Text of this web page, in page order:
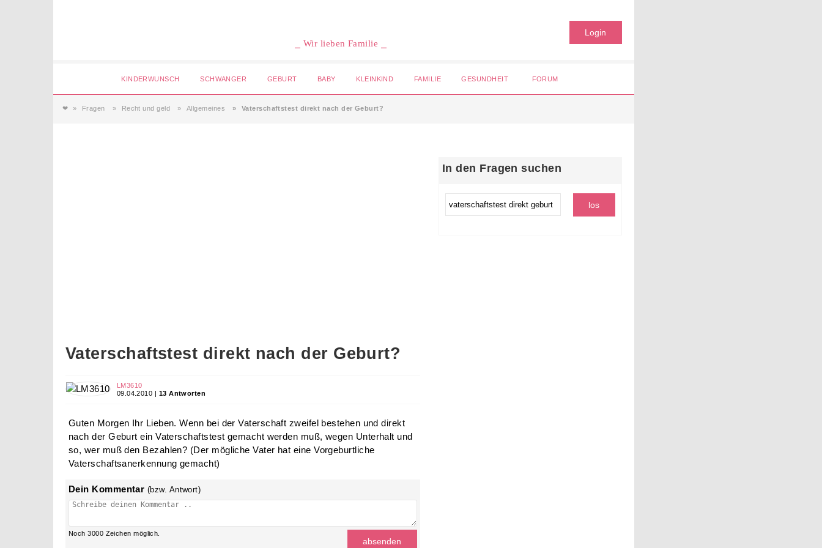
⎯ Wir lieben Familie ⎯
Login
KINDERWUNSCH SCHWANGER GEBURT BABY KLEINKIND FAMILIE GESUNDHEIT FORUM
❤ Fragen Recht und geld Allgemeines Vaterschaftstest direkt nach der Geburt?
Vaterschaftstest direkt nach der Geburt?
LM3610
09.04.2010 | 13 Antworten
Guten Morgen Ihr Lieben. Wenn bei der Vaterschaft zweifel bestehen und direkt
nach der Geburt ein Vaterschaftstest gemacht werden muß, wegen Unterhalt und
so, wer muß den Bezahlen? (Der mögliche Vater hat eine Vorgeburtliche
Vaterschaftsanerkennung gemacht)
Dein Kommentar (bzw. Antwort)
Noch3000 Zeichen möglich.
In den Fragen suchen